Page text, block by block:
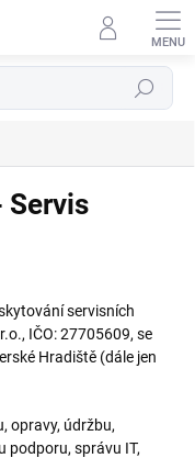
Hledat
Servis
servisních
IČO: 27705609, se
Hradiště (dále jen
opravy, údržbu,
podporu, správu IT,